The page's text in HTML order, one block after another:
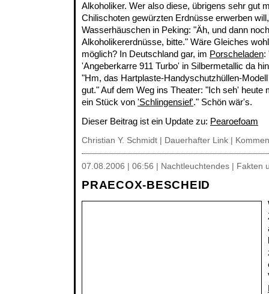
Alkoholiker. Wer also diese, übrigens sehr gut
Chilischoten gewürzten Erdnüsse erwerben
Wasserhäuschen in Peking: "Äh, und dann
Alkoholikererdnüsse, bitte." Wäre Gleiches
möglich? In Deutschland gar, im Porscheladen:
'Angeberkarre 911 Turbo' in Silbermetallic da
"Hm, das Hartplaste-Handyschutzhüllen-
gut." Auf dem Weg ins Theater: "Ich seh' heute
ein Stück von 'Schlingensief'." Schön wär's.
Dieser Beitrag ist ein Update zu: Pearoefoam
Christian Y. Schmidt | Dauerhafter Link
07.08.2006 | 06:56 | Nachtleuchtendes | Fakten
PRAECOX-BESCHEID